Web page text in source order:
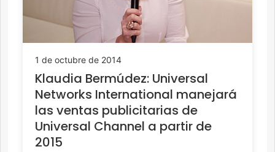
1 de octubre de 2014
Klaudia Bermúdez: Universal
Networks International manejará
las ventas publicitarias de
Universal Channel a partir de
2015